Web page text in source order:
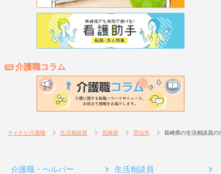
介護職コラム
マイナビ介護職 生活相談員 長崎県 雲仙市 長崎県の生活相談員の
介護職・ヘルパー 生活相談員